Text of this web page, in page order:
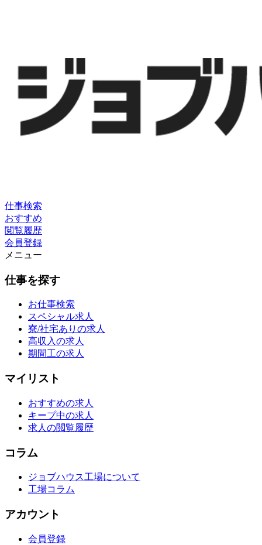
仕事検索
おすすめ
閲覧履歴
会員登録
メニュー
仕事を探す
お仕事検索
スペシャル求人
寮/社宅ありの求人
高収入の求人
期間工の求人
マイリスト
おすすめの求人
キープ中の求人
求人の閲覧履歴
コラム
ジョブハウス工場について
工場コラム
アカウント
会員登録